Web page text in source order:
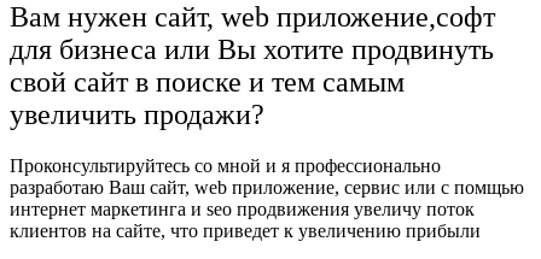
Вам нужен сайт, web приложение,софт
для бизнеса или Вы хотите продвинуть
свой сайт в поиске и тем самым
увеличить продажи?
Проконсультируйтесь со мной и я профессионально
разработаю Ваш сайт, web приложение, сервис или с помщью
интернет маркетинга и seo продвижения увеличу поток
клиентов на сайте, что приведет к увеличению прибыли